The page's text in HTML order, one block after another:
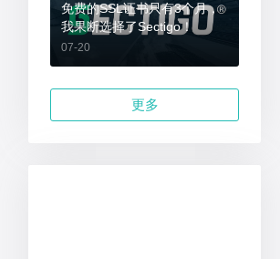
免费的SSL证书只有3个月，
我果断选择了Sectigo！
07-20
更多